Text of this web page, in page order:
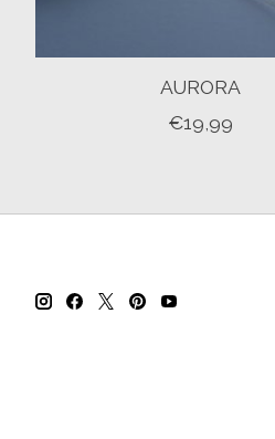
AURORA
€19,99